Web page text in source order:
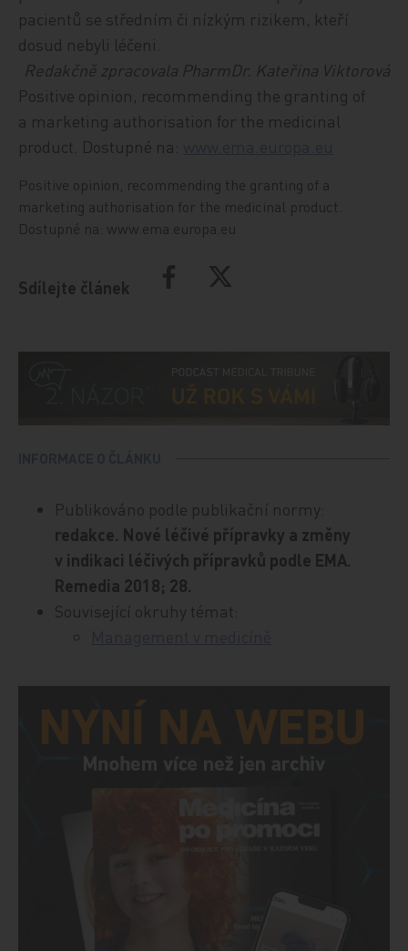
pacientů se středním či nízkým rizikem, kteří
dosud nebyli léčeni.
Redakčně zpracovala PharmDr. Kateřina Viktorová
Positive opinion, recommending the granting of
a marketing authorisation for the medicinal
product. Dostupné na:
Positive opinion, recommending the granting of a
marketing authorisation for the medicinal product.
Dostupné na: www.ema.europa.eu
Sdílejte článek
Publikováno podle publikační normy:
redakce. Nové léčivé přípravky a změny
v indikaci léčivých přípravků podle EMA.
Remedia 2018; 28.
Související okruhy témat: